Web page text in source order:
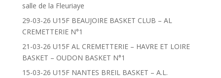
salle de la Fleuriaye
29-03-26 U15F BEAUJOIRE BASKET CLUB – AL
CREMETTERIE N°1
21-03-26 U15F AL CREMETTERIE – HAVRE ET LOIRE
BASKET – OUDON BASKET N°1
15-03-26 U15F NANTES BREIL BASKET – A.L.